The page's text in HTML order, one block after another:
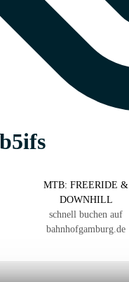
MTB: FREERIDE &
DOWNHILL
schnell buchen auf
bahnhofgamburg.de